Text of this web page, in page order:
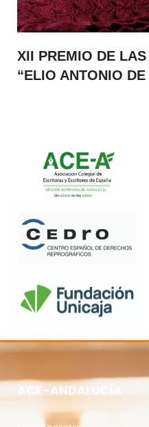
XII PREMIO DE
“ELIO ANTONIO
ACE-ANDALUCÍA